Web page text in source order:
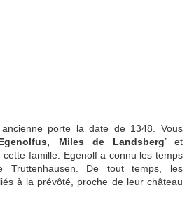
porte la date de 1348. Vous
Miles de Landsberg’ et
famille. Egenolf a connu les temps
Truttenhausen. De tout temps, les
à la prévôté, proche de leur château